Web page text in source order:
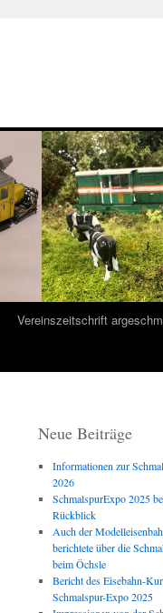
Vereinszeitschrift
Neue Beiträge
Informationen zur
2026
SchmalspurExpo 2025
Rückblick
Auch der
berichtete über die
beim Öchsle
Bericht des Eisebahn-
Schmalspur-Expo 2025